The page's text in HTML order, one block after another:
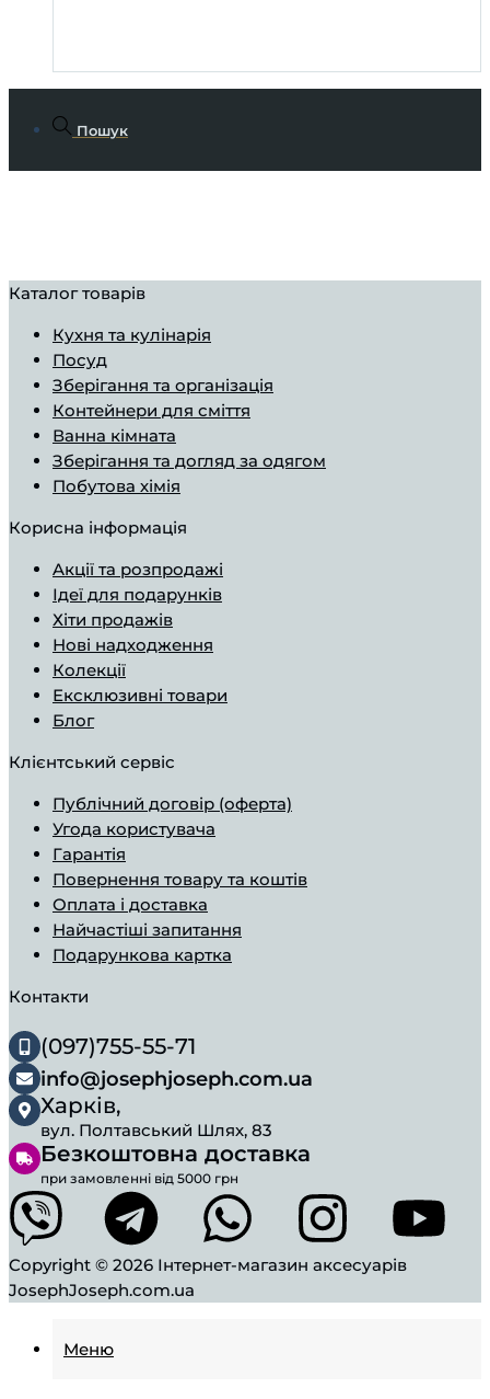
Пошук
Каталог товарів
Кухня та кулінарія
Посуд
Зберігання та організація
Контейнери для сміття
Ванна кімната
Зберігання та догляд за одягом
Побутова хімія
Корисна інформація
Aкції та розпродажі
Ідеї ​​для подарунків
Хіти продажів
Нові надходження
Колекції
Ексклюзивні товари
Блог
Клієнтський сервіс
Публічний договір (оферта)
Угода користувача
Гарантія
Повернення товару та коштів
Оплата і доставка
Найчастіші запитання
Подарункова картка
Контакти
(097)755-55-71
info@josephjoseph.com.ua
Харків,
вул. Полтавський Шлях, 83
Безкоштовна доставка
при замовленні від 5000 грн
Copyright © 2026 Інтернет-магазин аксесуарів
JosephJoseph.com.ua
Меню